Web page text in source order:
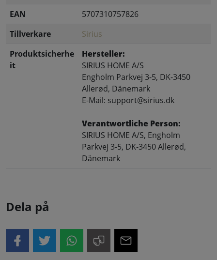
EAN
5707310757826
Tillverkare
Sirius
Produktsicherhe
it
Hersteller:
SIRIUS HOME A/S
Engholm Parkvej 3-5, DK-3450
Allerød, Dänemark
E-Mail: support@sirius.dk
Verantwortliche Person:
SIRIUS HOME A/S, Engholm
Parkvej 3-5, DK-3450 Allerød,
Dänemark
Dela på